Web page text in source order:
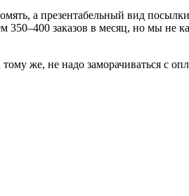
а презентабельный вид
350–400 заказов в месяц, но мы не
же, не надо заморачиваться с